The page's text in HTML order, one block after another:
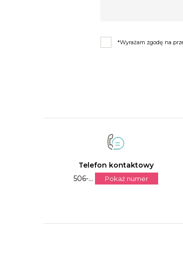
*Wyrażam zgodę na
Telefon kontaktowy
506-...
Pokaż numer